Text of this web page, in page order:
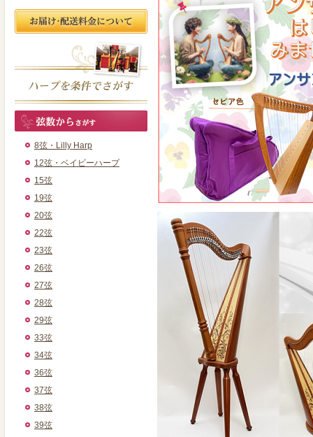
8弦・Lilly Harp
12弦・ベイビーハープ
15弦
19弦
20弦
22弦
23弦
26弦
27弦
28弦
29弦
33弦
34弦
36弦
37弦
38弦
39弦